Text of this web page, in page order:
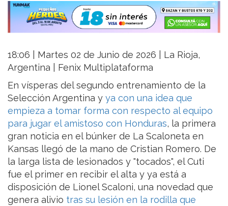
18:06 | Martes 02 de Junio de 2026 | La Rioja,
Argentina | Fenix Multiplataforma
En vísperas del segundo entrenamiento de la
Selección Argentina y ya con una idea que
empieza a tomar forma con respecto al equipo
para jugar el amistoso con Honduras, la primera
gran noticia en el búnker de La Scaloneta en
Kansas llegó de la mano de Cristian Romero. De
la larga lista de lesionados y "tocados", el Cuti
fue el primer en recibir el alta y ya está a
disposición de Lionel Scaloni, una novedad que
genera alivio tras su lesión en la rodilla que